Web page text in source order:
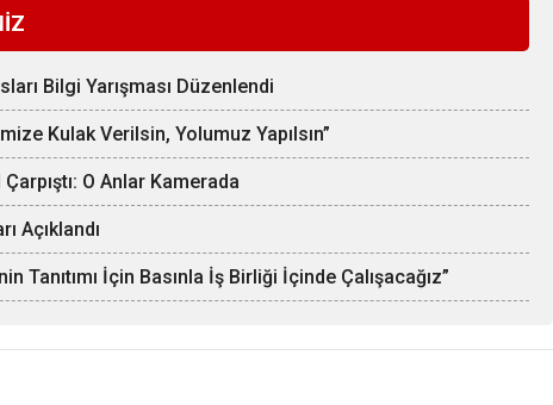
Bilgi Yarışması Düzenlendi
Kulak Verilsin, Yolumuz Yapılsın”
O Anlar Kamerada
Açıklandı
Tanıtımı İçin Basınla İş Birliği İçinde Çalışacağız”